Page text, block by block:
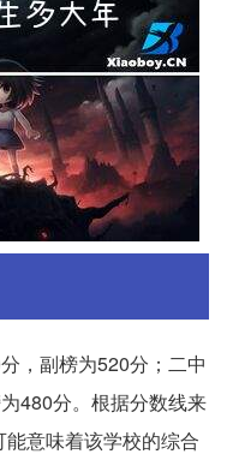
，副榜为520分；二中
480分。根据分数线来
意味着该学校的综合